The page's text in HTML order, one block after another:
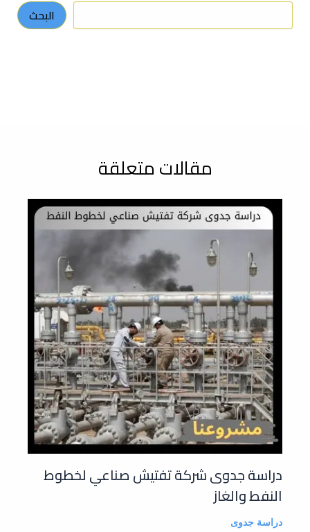
البحث
مقالات متعلقة
دراسة جدوى شركة تفتيش صناعي لخطوط
النفط والغاز
دراسة جدوى